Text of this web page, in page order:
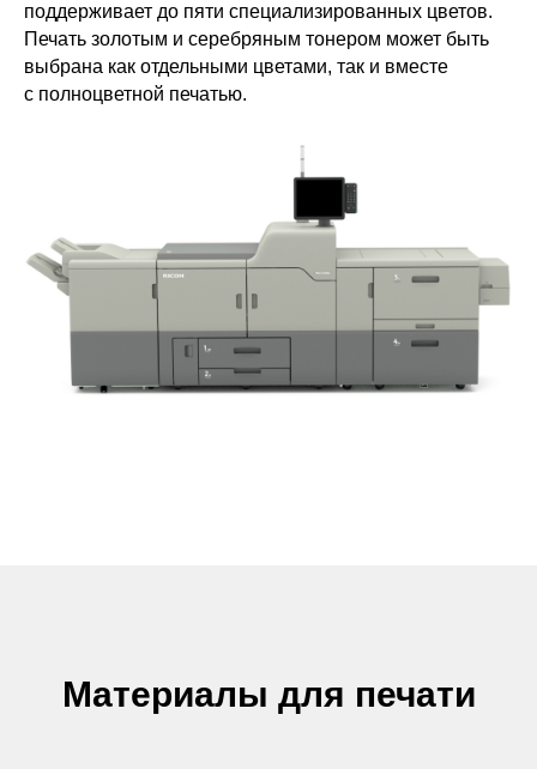
поддерживает до пяти специализированных цветов.
Печать золотым и серебряным тонером может быть
выбрана как отдельными цветами, так и вместе
с полноцветной печатью.
Материалы для печати